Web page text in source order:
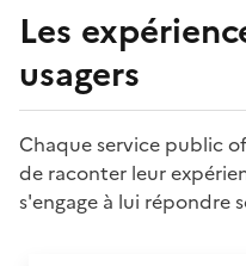
Les
usagers
Chaque service public
de raconter leur
s'engage à lui répondre